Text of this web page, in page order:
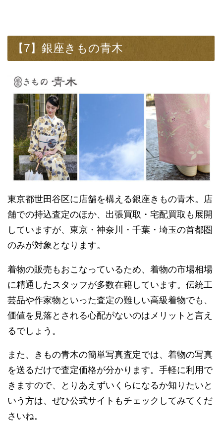
【7】銀座きもの青木
東京都世田谷区に店舗を構える銀座きもの青木。店
舗での持込査定のほか、出張買取・宅配買取も展開
していますが、東京・神奈川・千葉・埼玉の首都圏
のみが対象となります。
着物の販売もおこなっているため、着物の市場相場
に精通したスタッフが多数在籍しています。伝統工
芸品や作家物といった査定の難しい高級着物でも、
価値を見落とされる心配がないのはメリットと言え
るでしょう。
また、きもの青木の簡単写真査定では、着物の写真
を送るだけで査定価格が分かります。手軽に利用で
きますので、とりあえずいくらになるか知りたいと
いう方は、ぜひ公式サイトもチェックしてみてくだ
さいね。